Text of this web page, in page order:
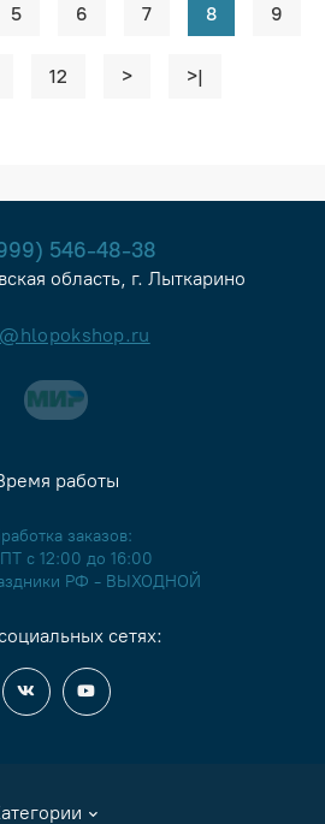
5 6 7 8 9
12 > >|
546-48-38
область, г. Лыткарино
работы
заказов:
с 12:00 до 16:00
РФ - ВЫХОДНОЙ
сетях: